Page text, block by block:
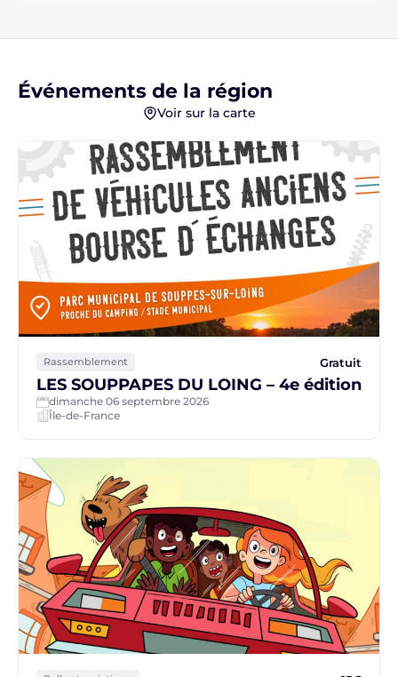
Événements de la région
Voir sur la carte
Rassemblement Gratuit
LES SOUPPAPES DU LOING – 4e édition
dimanche 06 septembre 2026
Île-de-France